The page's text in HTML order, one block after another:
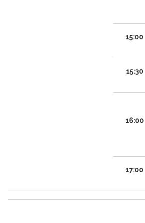
15:00
15:30
16:00
17:00